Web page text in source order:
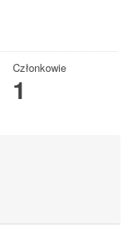
Członkowie
1